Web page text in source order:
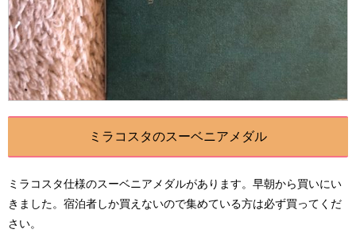
ミラコスタのスーベニアメダル
ミラコスタ仕様のスーベニアメダルがあります。早朝から買いにい
きました。宿泊者しか買えないので集めている方は必ず買ってくだ
さい。